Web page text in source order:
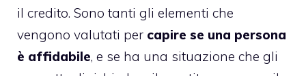
il credito. Sono tanti gli elementi che
vengono valutati per capire se una persona
è affidabile, e se ha una situazione che gli